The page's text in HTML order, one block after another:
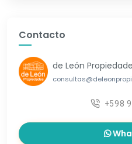
Contacto
de León
+598